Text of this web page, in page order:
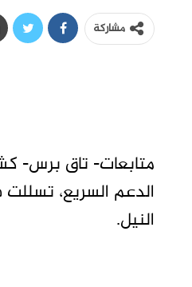
مشاركة
متابعات- تاق برس-
الدعم السريع،
النيل.